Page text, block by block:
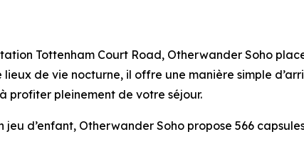
Tottenham Court Road, Otherwander Soho
de vie nocturne, il offre une manière simple
profiter pleinement de votre séjour.
d’enfant, Otherwander Soho propose 566